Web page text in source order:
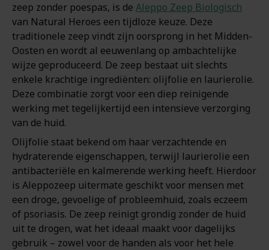
zeep zonder poespas, is de Aleppo Zeep Biologisch
van Natural Heroes een tijdloze keuze. Deze
traditionele zeep vindt zijn oorsprong in het Midden-
Oosten en wordt al eeuwenlang op ambachtelijke
wijze geproduceerd. De zeep bestaat uit slechts
enkele krachtige ingrediënten: olijfolie en laurierolie.
Deze combinatie zorgt voor een diep reinigende
werking met tegelijkertijd een intensieve verzorging
van de huid.
Olijfolie staat bekend om haar verzachtende en
hydraterende eigenschappen, terwijl laurierolie een
antibacteriële en kalmerende werking heeft. Hierdoor
is Aleppozeep uitermate geschikt voor mensen met
een droge, gevoelige of probleemhuid, zoals eczeem
of psoriasis. De zeep reinigt grondig zonder de huid
uit te drogen, wat het ideaal maakt voor dagelijks
gebruik – zowel voor de handen als voor het hele